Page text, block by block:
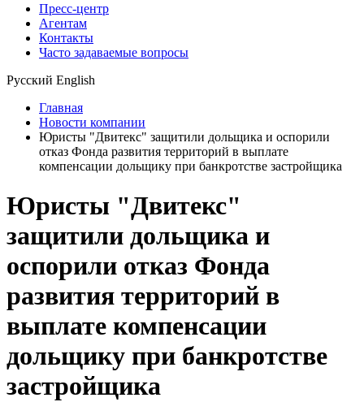
Пресс-центр
Агентам
Контакты
Часто задаваемые вопросы
Русский English
Главная
Новости компании
Юристы "Двитекс" защитили дольщика и оспорили
отказ Фонда развития территорий в выплате
компенсации дольщику при банкротстве застройщика
Юристы "Двитекс"
защитили дольщика и
оспорили отказ Фонда
развития территорий в
выплате компенсации
дольщику при банкротстве
застройщика